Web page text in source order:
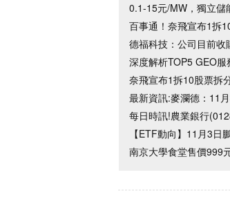
0.1-15元/MW，獨立儲
百事通！奈飛宣布1拆
德福科技：公司目前收
深度解析TOP5 GEO
奈飛宣布1拆10股票拆
最新資訊:麥瀾德：11
每日時訊!農業銀行
【ETF動向】11月3日
南京大學食堂售價999